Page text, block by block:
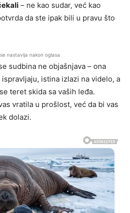
– ne kao sudar, već kao
da ste ipak bili u pravu što
nastavlja nakon oglasa
sudbina ne objašnjava – ona
istina izlazi na videlo, a
teret skida sa vaših leđa.
vratila u prošlost, već da bi vas
dolazi.